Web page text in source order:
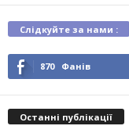
Слідкуйте за нами :
870 Фанів
Останні публікації